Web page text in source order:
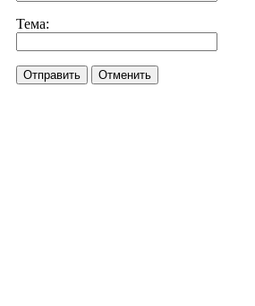
Тема:
Отправить Отменить